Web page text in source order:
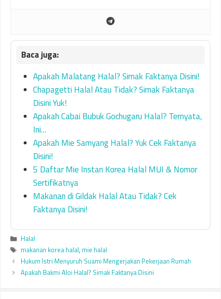
Apakah Malatang Halal? Simak Faktanya Disini!
Chapagetti Halal Atau Tidak? Simak Faktanya
Disini Yuk!
Apakah Cabai Bubuk Gochugaru Halal? Ternyata,
Ini…
Apakah Mie Samyang Halal? Yuk Cek Faktanya
Disini!
5 Daftar Mie Instan Korea Halal MUI & Nomor
Sertifikatnya
Makanan di Gildak Halal Atau Tidak? Cek
Faktanya Disini!
Categories
Halal
Tags
makanan korea halal, mie halal
Hukum Istri Menyuruh Suami Mengerjakan Pekerjaan Rumah
Apakah Bakmi Aloi Halal? Simak Faktanya Disini